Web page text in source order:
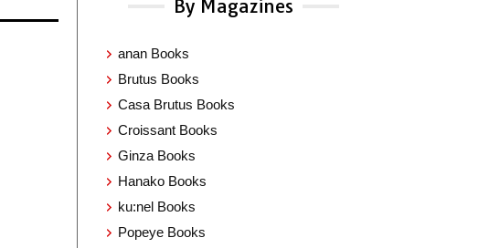
By Magazines
anan Books
Brutus Books
Casa Brutus Books
Croissant Books
Ginza Books
Hanako Books
ku:nel Books
Popeye Books